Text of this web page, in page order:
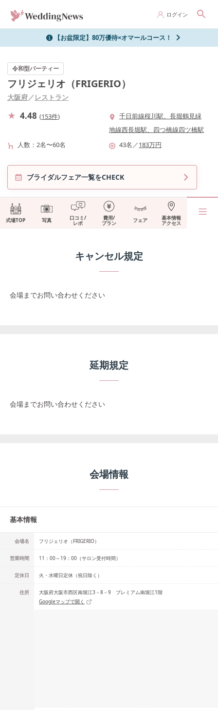
ログイン
【お盆限定】80万優待×オマールコース！
令和型パーティー
フリジェリオ（FRIGERIO）
大阪府／レストラン
4.48 (153件)
千日前線桜川駅、長堀鶴見緑
地線西長堀駅、四つ橋線四ツ橋駅
人数
2名〜60名 43名 ／183万円
ブライダルフェア一覧をCHECK
式場TOP 写真 口コミ/
レポ
費用/
プラン フェア 基本情報
アクセス
キャンセル規定
会場までお問い合わせください
延期規定
会場までお問い合わせください
会場情報
基本情報
会場名 フリジェリオ（FRIGERIO）
営業時間 11：00～19：00（サロン受付時間）
定休日 火・水曜日定休（祝日除く）
住所
大阪府大阪市西区南堀江3－8－9 プレミアム南堀江1階
Googleマップで開く